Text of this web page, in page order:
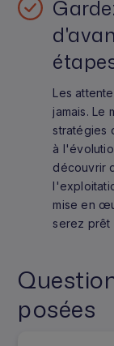
Les
jamais. Le
stratégies
à
découvrir
mise en
serez prêt
posées